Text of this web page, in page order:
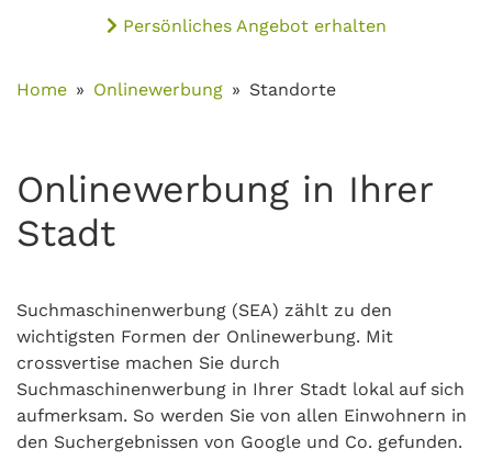
Persönliches Angebot erhalten
Home Onlinewerbung Standorte
Onlinewerbung in Ihrer
Stadt
Suchmaschinenwerbung (SEA) zählt zu den
wichtigsten Formen der Onlinewerbung. Mit
crossvertise machen Sie durch
Suchmaschinenwerbung in Ihrer Stadt lokal auf sich
aufmerksam. So werden Sie von allen Einwohnern in
den Suchergebnissen von Google und Co. gefunden.